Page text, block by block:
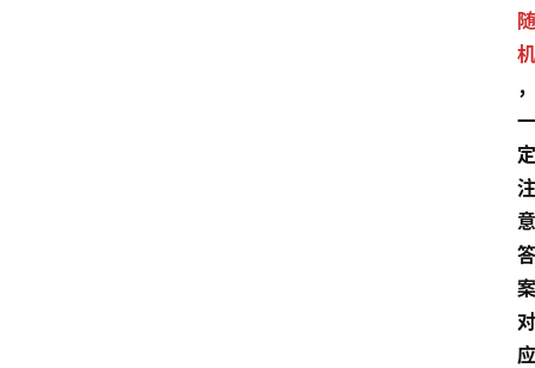
随
机
，
一
定
注
意
答
案
对
应